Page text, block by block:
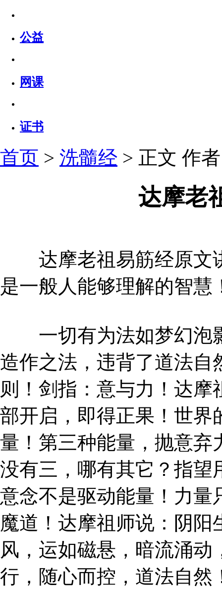
公益
网课
证书
首页 > 洗髓经 > 正文 作
达摩老
达摩老祖易筋经原文
是一般人能够理解的智慧
一切有为法如梦幻泡
造作之法，违背了道法自
则！剑指：意与力！达
部开启，即得正果！世界
量！第三种能量，抛意弃
没有三，哪有其它？指望
意念不是驱动能量！力量
魔道！达摩祖师说：阴
风，运如磁悬，暗流涌
行，随心而控，道法自然